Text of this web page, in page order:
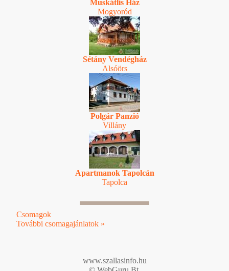
Muskátlis Ház
Mogyoród
Sétány Vendégház
Alsóörs
Polgár Panzió
Villány
Apartmanok Tapolcán
Tapolca
Csomagok
További csomagajánlatok »
www.szallasinfo.hu